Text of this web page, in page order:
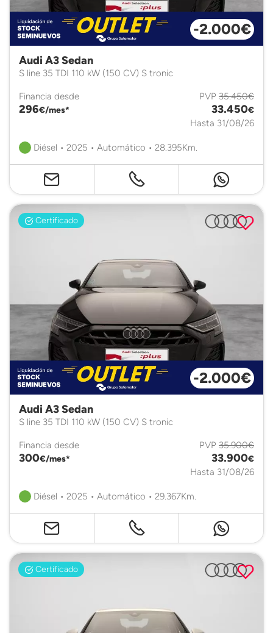
-2.000€
Audi A3 Sedan
S line 35 TDI 110 kW (150 CV) S tronic
Financia desde
296€/mes*
PVP 35.450€
33.450€
Hasta 31/08/26
Diésel • 2025 • Automático • 28.395Km.
Certificado
-2.000€
Audi A3 Sedan
S line 35 TDI 110 kW (150 CV) S tronic
Financia desde
300€/mes*
PVP 35.900€
33.900€
Hasta 31/08/26
Diésel • 2025 • Automático • 29.367Km.
Certificado